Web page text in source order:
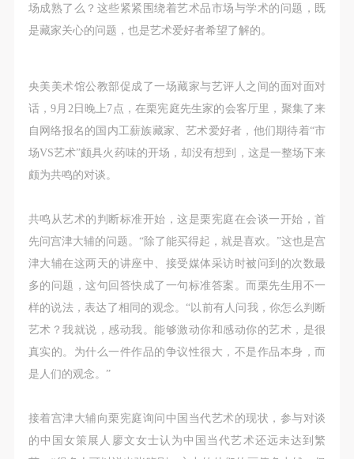
场成熟了么？这些紧紧围绕着艺术品市场与学术的问题，既
是藏家关心的问题，也是艺术爱好者希望了解的。
央美美术馆公教部促成了一场藏家与艺评人之间的面对面对
话，9月2日晚上7点，在栗宪庭先生家的会客厅里，聚集了来
自网络报名的国内工薪族藏家、艺术爱好者，他们期待着“市
场VS艺术”颇具火药味的开场，却没有想到，这是一整场下来
颇为共鸣的对谈。
共鸣从艺术的判断标准开始，这是栗宪庭在会谈一开始，首
先问宫津大辅的问题。“除了能买得起，就是喜欢。”这也是宫
津大辅在这两天的讲座中、接受媒体采访时被问到的次数最
多的问题，这句回答快成了一句标准答案。而栗先生用不一
样的说法，表达了相同的观念。“以前有人问我，你怎么判断
艺术？我就说，感动我。能够激动你和感动你的艺术，是很
真实的。为什么一件作品的争议性很大，不是作品本身，而
是人们的观念。”
接着宫津大辅向栗宪庭询问中国当代艺术的现状，参与对谈
的中国女策展人廖文女士认为中国当代艺术还远未达到繁